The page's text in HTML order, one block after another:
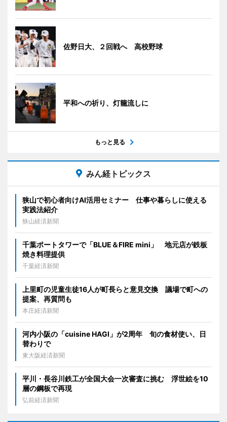
佐野日大、２回戦へ 高校野球
平和への祈り、灯籠流しに
もっと見る
みん経トピックス
狭山で初心者向けAI活用セミナー 仕事や暮らしに使える
実践法紹介
狭山経済新聞
千葉ポートタワーで「BLUE＆FIRE mini」 地元店が鉄板
焼き料理提供
千葉経済新聞
上里町の児童生徒16人が町長らと意見交換 議場で町への
提案、再質問も
本庄経済新聞
河内小阪の「cuisine HAGI」が2周年 旬の食材使い、日
替わりで
東大阪経済新聞
平川・長谷川鉄工が全国大会一次審査に挑む 浮世絵を10
層の鋼板で再現
弘前経済新聞